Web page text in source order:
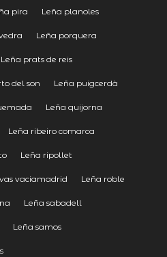
pira Leña planoles
Leña porquera
Leña prats de reis
del son Leña puigcerdà
Leña quijorna
Leña ribeiro comarca
Leña ripollet
vaciamadrid Leña roble
Leña sabadell
Leña samos